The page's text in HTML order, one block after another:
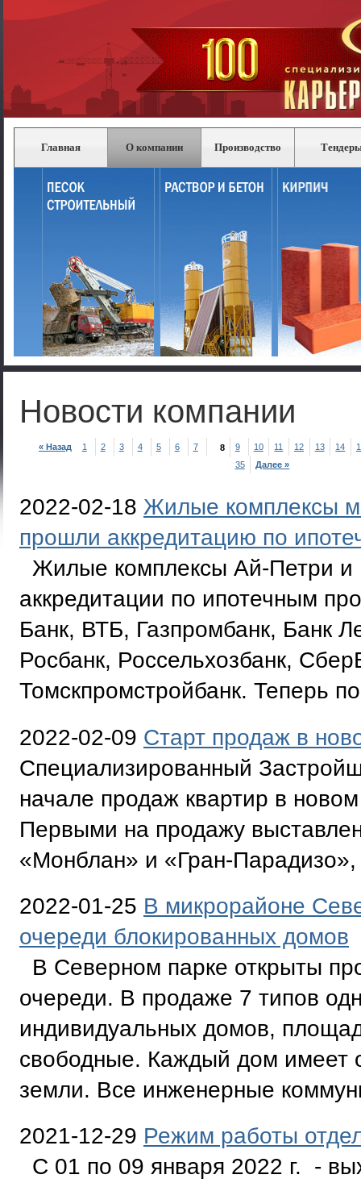
Главная О компании Производство
Новости компании
« Назад 1 2 3 4 5 6 7 8 9 10 11 12 13 14
35
Далее »
2022-02-18 Жилые комплексы
прошли аккредитацию по
Жилые комплексы Ай-Петри и
аккредитации по ипотечным
Банк, ВТБ, Газпромбанк, Банк
Росбанк, Россельхозбанк,
Томскпромстройбанк. Теперь
2022-02-09 Старт продаж в
Специализированный
начале продаж квартир в
Первыми на продажу
«Монблан» и «Гран-
2022-01-25 В микрорайоне
очереди блокированных домов
В Северном парке открыты
очереди. В продаже 7 типов
индивидуальных домов,
свободные. Каждый дом имеет
земли. Все инженерные
2021-12-29 Режим работы
С 01 по 09 января 2022 г. -